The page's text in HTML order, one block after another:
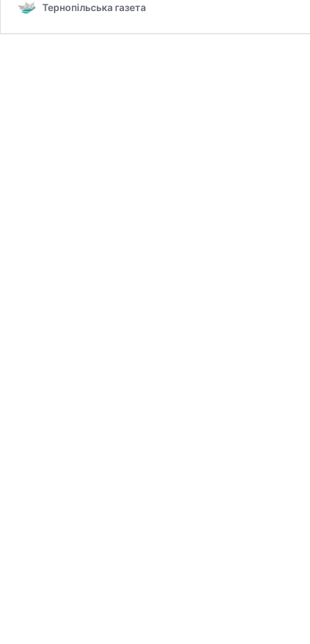
Тернопільська газета